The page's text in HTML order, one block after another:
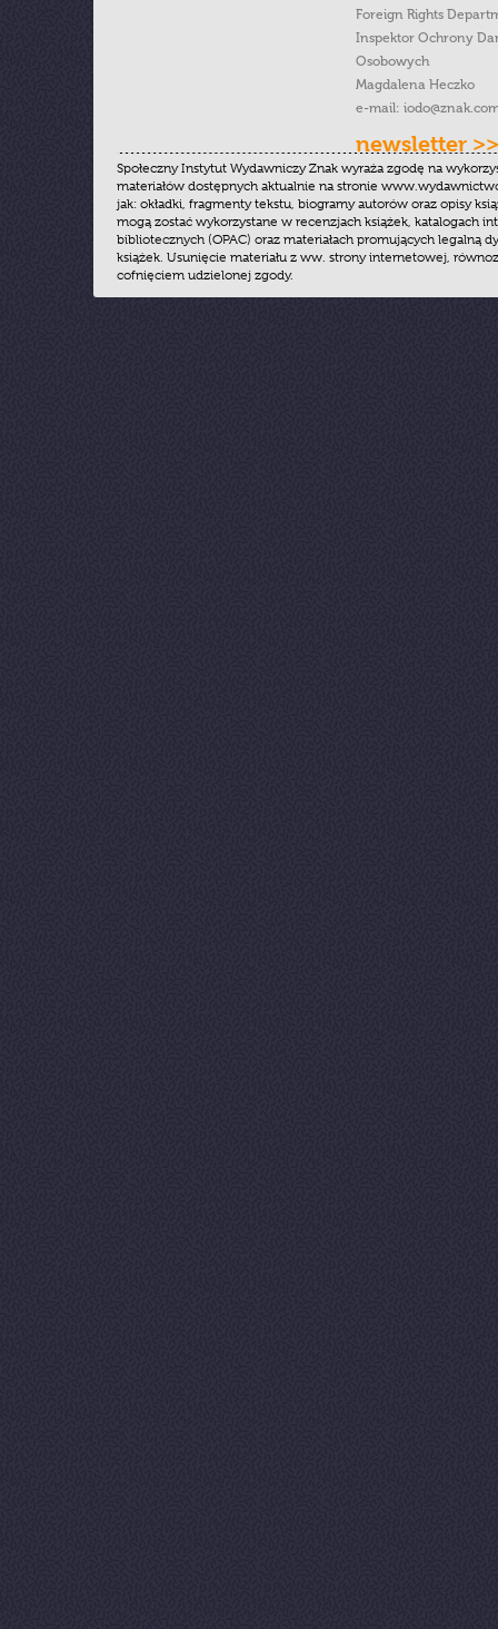
Foreign Rights
Inspektor Ochrony
Osobowych
Magdalena Heczko
e-mail:
newsletter >>
Społeczny Instytut Wydawniczy Znak wyraża zgodę na
materiałów dostępnych aktualnie na stronie
jak: okładki, fragmenty tekstu, biogramy autorów oraz opisy
mogą zostać wykorzystane w recenzjach książek, katalogach
bibliotecznych (OPAC) oraz materiałach promujących legalną
książek. Usunięcie materiału z ww. strony internetowej,
cofnięciem udzielonej zgody.